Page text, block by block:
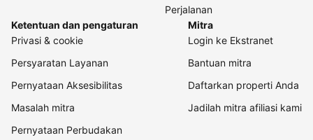
Perjalanan
Ketentuan dan pengaturan
Privasi & cookie
Persyaratan Layanan
Pernyataan Aksesibilitas
Masalah mitra
Pernyataan Perbudakan
Mitra
Login ke Ekstranet
Bantuan mitra
Daftarkan properti Anda
Jadilah mitra afiliasi kami